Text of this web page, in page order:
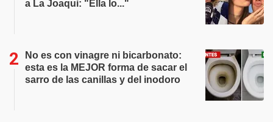
a La Joaqui: "Ella lo..."
No es con vinagre ni bicarbonato:
esta es la MEJOR forma de sacar el
sarro de las canillas y del inodoro